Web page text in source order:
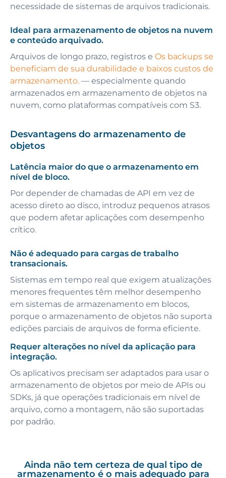
necessidade de sistemas de arquivos tradicionais.
Ideal para armazenamento de objetos na nuvem
e conteúdo arquivado.
Arquivos de longo prazo, registros e Os backups se
beneficiam de sua durabilidade e baixos custos de
armazenamento. — especialmente quando
armazenados em armazenamento de objetos na
nuvem, como plataformas compatíveis com S3.
Desvantagens do armazenamento de
objetos
Latência maior do que o armazenamento em
nível de bloco.
Por depender de chamadas de API em vez de
acesso direto ao disco, introduz pequenos atrasos
que podem afetar aplicações com desempenho
crítico.
Não é adequado para cargas de trabalho
transacionais.
Sistemas em tempo real que exigem atualizações
menores frequentes têm melhor desempenho
em sistemas de armazenamento em blocos,
porque o armazenamento de objetos não suporta
edições parciais de arquivos de forma eficiente.
Requer alterações no nível da aplicação para
integração.
Os aplicativos precisam ser adaptados para usar o
armazenamento de objetos por meio de APIs ou
SDKs, já que operações tradicionais em nível de
arquivo, como a montagem, não são suportadas
por padrão.
Ainda não tem certeza de qual tipo de
armazenamento é o mais adequado para